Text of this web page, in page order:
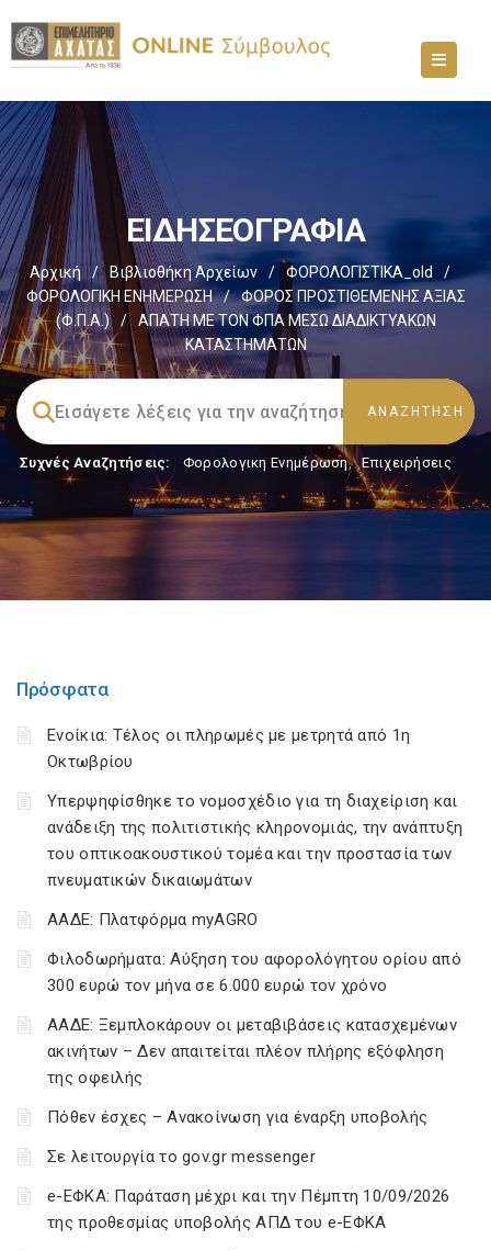
ΕΙΔΗΣΕΟΓΡΑΦΙΑ
Αρχική / Βιβλιοθήκη Αρχείων / ΦΟΡΟΛΟΓΙΣΤΙΚΑ_old
/
ΦΟΡΟΛΟΓΙΚΗ ΕΝΗΜΕΡΩΣΗ
/
ΦΟΡΟΣ ΠΡΟΣΤΙΘΕΜΕΝΗΣ ΑΞΙΑΣ
(Φ.Π.Α.)
/
ΑΠΑΤΗ ΜΕ ΤΟΝ ΦΠΑ ΜΕΣΩ ΔΙΑΔΙΚΤΥΑΚΩΝ
ΚΑΤΑΣΤΗΜΑΤΩΝ
Συχνές Αναζητήσεις: Φορολογικη Ενημέρωση, Επιχειρήσεις
Πρόσφατα
Ενοίκια: Τέλος οι πληρωμές με μετρητά από 1η
Οκτωβρίου
Υπερψηφίσθηκε το νομοσχέδιο για τη διαχείριση και
ανάδειξη της πολιτιστικής κληρονομιάς, την ανάπτυξη
του οπτικοακουστικού τομέα και την προστασία των
πνευματικών δικαιωμάτων
ΑΑΔΕ: Πλατφόρμα myAGRO
Φιλοδωρήματα: Αύξηση του αφορολόγητου ορίου από
300 ευρώ τον μήνα σε 6.000 ευρώ τον χρόνο
ΑΑΔΕ: Ξεμπλοκάρουν οι μεταβιβάσεις κατασχεμένων
ακινήτων – Δεν απαιτείται πλέον πλήρης εξόφληση
της οφειλής
Πόθεν έσχες – Ανακοίνωση για έναρξη υποβολής
Σε λειτουργία το gov.gr messenger
e-ΕΦΚΑ: Παράταση μέχρι και την Πέμπτη 10/09/2026
της προθεσμίας υποβολής ΑΠΔ του e-ΕΦΚΑ